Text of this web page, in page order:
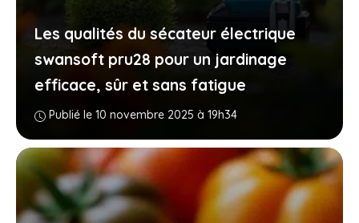
Les qualités du sécateur électrique
swansoft pru28 pour un jardinage
efficace, sûr et sans fatigue
Publié le 10 novembre 2025 à 19h34